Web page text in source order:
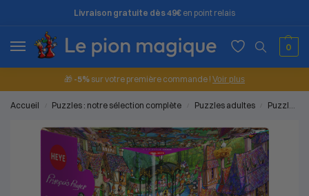
Livraison gratuite dès 49€ en point relais
0
🎁 -5% sur votre première commande ! Voir plus
Accueil Puzzles : notre sélection complète Puzzles adultes Puzzles 1000 pièces